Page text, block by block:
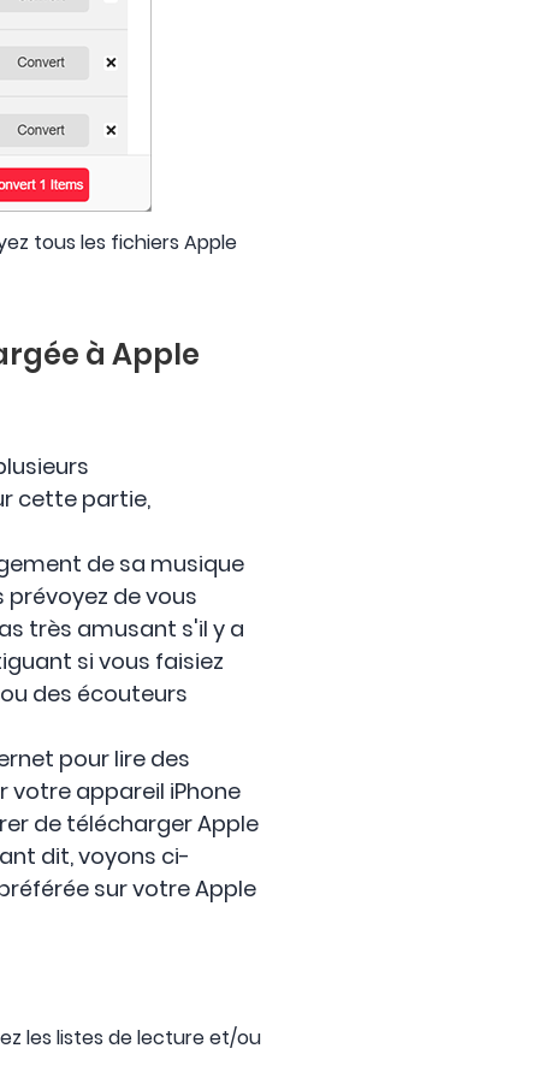
tous les fichiers Apple
à Apple
cette partie,
de sa musique
de vous
très amusant s'il y a
si vous faisiez
des écouteurs
pour lire des
votre appareil iPhone
de télécharger Apple
dit, voyons ci-
sur votre Apple
les listes de lecture et/ou